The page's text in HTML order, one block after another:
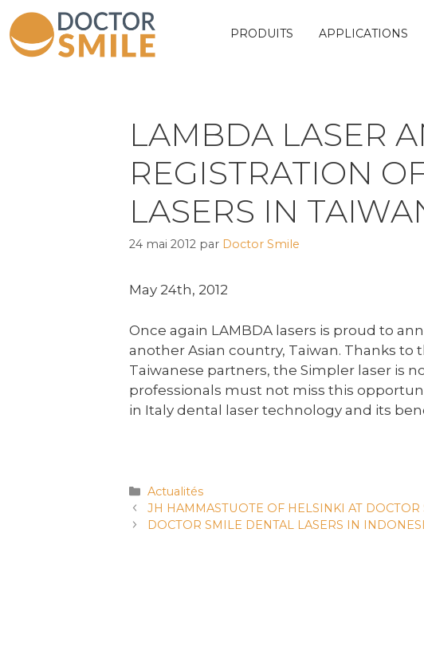
PRODUITS APPLICATIONS
LAMBDA LASER
REGISTRATION
LASERS IN
24 mai 2012 par Doctor Smile
May 24th, 2012
Once again LAMBDA lasers is proud to
another Asian country, Taiwan. Thanks
Taiwanese partners, the Simpler laser is
professionals must not miss this
in Italy dental laser technology and its
Actualités
JH HAMMASTUOTE OF HELSINKI AT
DOCTOR SMILE DENTAL LASERS IN